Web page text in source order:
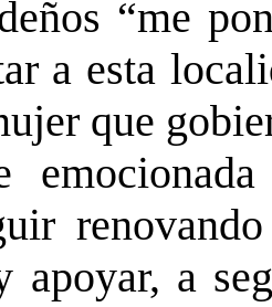
“me
a esta
que
apoyar, a